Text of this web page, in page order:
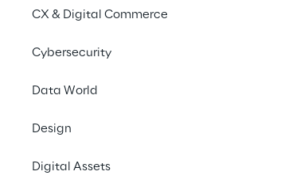
CX & Digital Commerce
Cybersecurity
Data World
Design
Digital Assets
entstand